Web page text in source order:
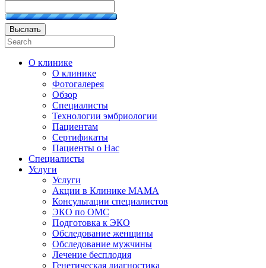
Выслать
О клинике
О клинике
Фотогалерея
Обзор
Специалисты
Технологии эмбриологии
Пациентам
Сертификаты
Пациенты о Нас
Специалисты
Услуги
Услуги
Акции в Клинике МАМА
Консультации специалистов
ЭКО по ОМС
Подготовка к ЭКО
Обследование женщины
Обследование мужчины
Лечение бесплодия
Генетическая диагностика